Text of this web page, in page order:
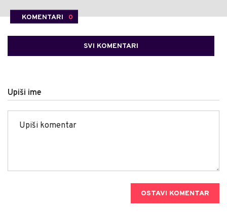
KOMENTARI 0
SVI KOMENTARI
Upiši ime
OSTAVI KOMENTAR